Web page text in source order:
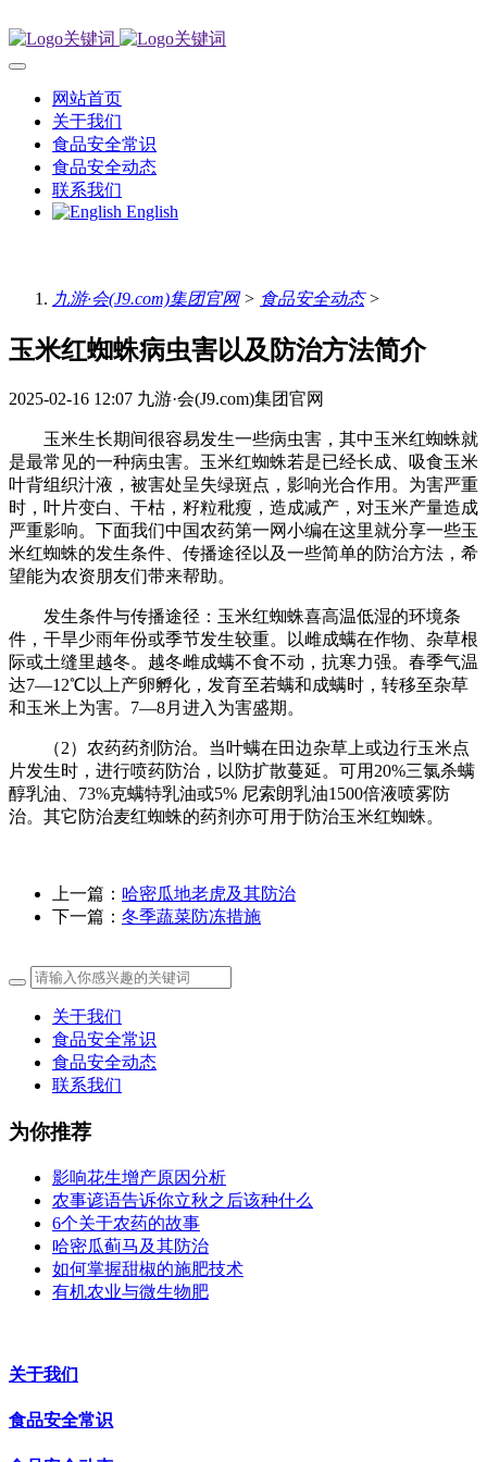
网站首页
关于我们
食品安全常识
食品安全动态
联系我们
English
九游·会(J9.com)集团官网> 食品安全动态>
玉米红蜘蛛病虫害以及防治方法简介
2025-02-16 12:07 九游·会(J9.com)集团官网
玉米生长期间很容易发生一些病虫害，其中玉米红蜘蛛就
是最常见的一种病虫害。玉米红蜘蛛若是已经长成、吸食玉米
叶背组织汁液，被害处呈失绿斑点，影响光合作用。为害严重
时，叶片变白、干枯，籽粒秕瘦，造成减产，对玉米产量造成
严重影响。下面我们中国农药第一网小编在这里就分享一些玉
米红蜘蛛的发生条件、传播途径以及一些简单的防治方法，希
望能为农资朋友们带来帮助。
发生条件与传播途径：玉米红蜘蛛喜高温低湿的环境条
件，干旱少雨年份或季节发生较重。以雌成螨在作物、杂草根
际或土缝里越冬。越冬雌成螨不食不动，抗寒力强。春季气温
达7—12℃以上产卵孵化，发育至若螨和成螨时，转移至杂草
和玉米上为害。7—8月进入为害盛期。
（2）农药药剂防治。当叶螨在田边杂草上或边行玉米点
片发生时，进行喷药防治，以防扩散蔓延。可用20%三氯杀螨
醇乳油、73%克螨特乳油或5% 尼索朗乳油1500倍液喷雾防
治。其它防治麦红蜘蛛的药剂亦可用于防治玉米红蜘蛛。
上一篇： 哈密瓜地老虎及其防治
下一篇： 冬季蔬菜防冻措施
关于我们
食品安全常识
食品安全动态
联系我们
为你推荐
影响花生增产原因分析
农事谚语告诉你立秋之后该种什么
6个关于农药的故事
哈密瓜蓟马及其防治
如何掌握甜椒的施肥技术
有机农业与微生物肥
关于我们
食品安全常识